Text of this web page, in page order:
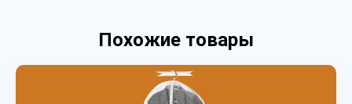
Похожие товары